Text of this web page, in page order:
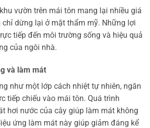
vườn trên mái tôn mang lại nhiều giá
dừng lại ở mặt thẩm mỹ. Những lợi
tiếp đến môi trường sống và hiệu quả
của ngôi nhà.
và làm mát
như một lớp cách nhiệt tự nhiên, ngăn
tiếp chiếu vào mái tôn. Quá trình
hơi nước của cây giúp làm mát không
ứng làm mát này giúp giảm đáng kể